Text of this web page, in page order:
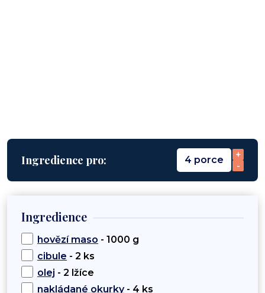
Ingredience pro: 4 porce
+
-
Ingredience
hovězí maso - 1000 g
cibule - 2 ks
olej - 2 lžíce
nakládané okurky- 4 ks